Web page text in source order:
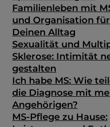
Familienleben mit
und Organisation für
Deinen Alltag
Sexualität und
Sklerose: Intimität
gestalten
Ich habe MS: Wie
die Diagnose mit
Angehörigen?
MS-Pflege zu Hause: